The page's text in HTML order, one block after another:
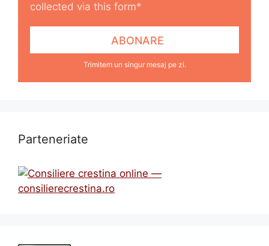
collected via this form*
Trimitem un singur mesaj pe zi.
Parteneriate